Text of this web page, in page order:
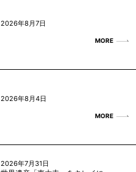
2026年8月7日
MORE
2026年8月4日
MORE
2026年7月31日